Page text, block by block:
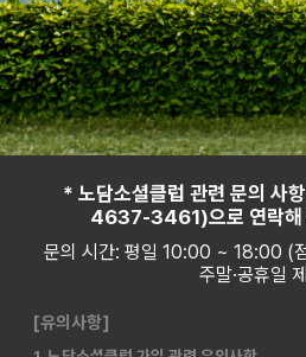
* 노담소셜클럽 관련 문의 사
4637-3461)으로 연락해
문의 시간: 평일 10:00 ~ 18:00 (
주말·공휴일
[유의사항]